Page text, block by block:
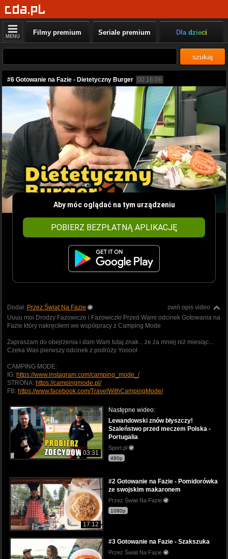
MENU Filmy premium Seriale premium Dla dzieci
szukaj
#6 Gotowanie na Fazie - Dietetyczny Burger 00:16:06
Aby móc oglądać na tym urządzeniu
POBIERZ BEZPŁATNĄ APLIKACJĘ
zwiń opis video
Dodał: Przez Świat Na Fazie
Uuuu moi Drodzy Fazowicze i Fazowiczki Przed Wami odcinek Gotowania na
Fazie który nakręciłem we współpracy z Camping Mode
Zapraszam do obejrzenia i dam Wam tutaj znak... że za mniej niż miesiąc...
Czeka Was pierwszy odcinek z podróży Yooooł
CAMPING MODE:
IG: https://www.instagram.com/camping_mode_/
STRONA: https://campingmode.pl/
FB: https://www.facebook.com/TravelWithCampingMode/
03:31
Następne wideo:
Lewandowski znów błyszczy!
Szaleństwo przed meczem Polska -
Portugalia
Sport.pl
480p
17:12
#2 Gotowanie na Fazie - Pomidorówka
ze swojskim makaronem
Przez Świat Na Fazie
1080p
#3 Gotowanie na Fazie - Szakszuka
Przez Świat Na Fazie